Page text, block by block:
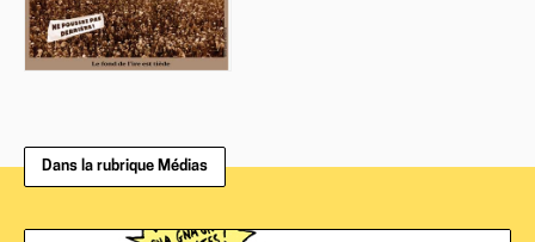
Dans la rubrique Médias